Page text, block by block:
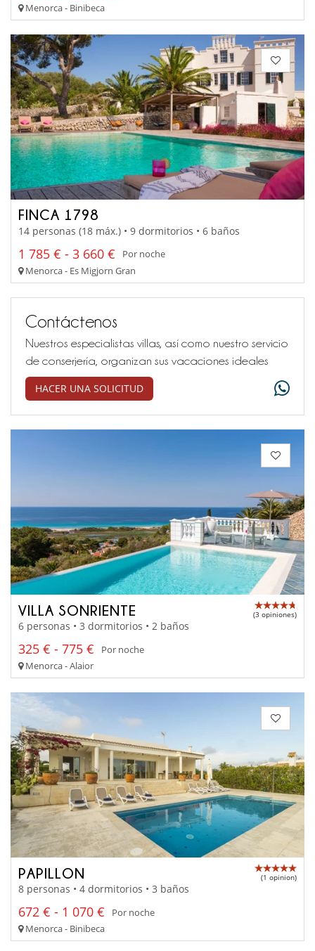
Menorca - Binibeca
FINCA 1798
14 personas (18 máx.) • 9 dormitorios • 6 baños
1 785 € - 3 660 €
Por noche
Menorca - Es Migjorn Gran
Contáctenos
Nuestros especialistas villas, así como nuestro servicio
de conserjería, organizan sus vacaciones ideales
HACER UNA SOLICITUD
VILLA SONRIENTE (3 opiniones)
6 personas • 3 dormitorios • 2 baños
325 € - 775 €
Por noche
Menorca - Alaior
PAPILLON (1 opinion)
8 personas • 4 dormitorios • 3 baños
672 € - 1 070 €
Por noche
Menorca - Binibeca